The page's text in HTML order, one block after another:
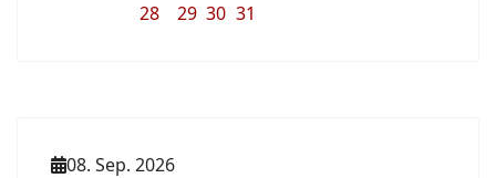
28
29 30 31
08. Sep. 2026